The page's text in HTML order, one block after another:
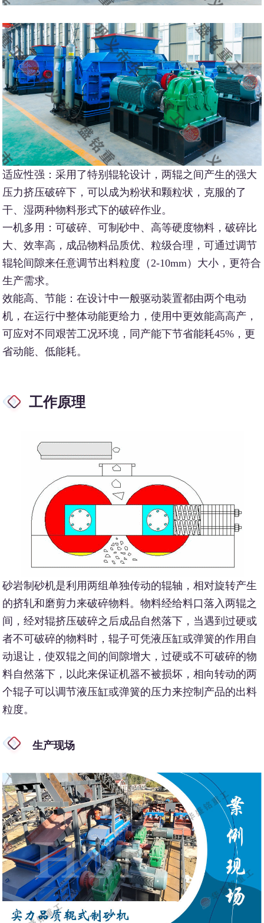
适应性强：采用了特别辊轮设计，两辊之间产生的强大
压力挤压破碎下，可以成为粉状和颗粒状，克服的了
干、湿两种物料形式下的破碎作业。
一机多用：可破碎、可制砂中、高等硬度物料，破碎比
大、效率高，成品物料品质优、粒级合理，可通过调节
辊轮间隙来任意调节出料粒度（2-10mm）大小，更符合
生产需求。
效能高、节能：在设计中一般驱动装置都由两个电动
机，在运行中整体动能更给力，使用中更效能高高产，
可应对不同艰苦工况环境，同产能下节省能耗45%，更
省动能、低能耗。
工作原理
砂岩制砂机是利用两组单独传动的辊轴，相对旋转产生
的挤轧和磨剪力来破碎物料。物料经给料口落入两辊之
间，经对辊挤压破碎之后成品自然落下，当遇到过硬或
者不可破碎的物料时，辊子可凭液压缸或弹簧的作用自
动退让，使双辊之间的间隙增大，过硬或不可破碎的物
料自然落下，以此来保证机器不被损坏，相向转动的两
个辊子可以调节液压缸或弹簧的压力来控制产品的出料
粒度。
生产现场